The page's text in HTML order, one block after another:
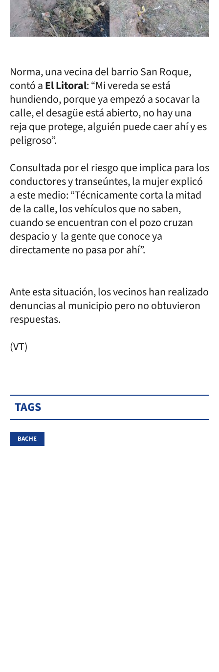
Norma, una vecina del barrio San Roque,
contó aEl Litoral: “Mi vereda se está
hundiendo, porque ya empezó a socavar la
calle, el desagüe está abierto, no hay una
reja que protege, alguién puede caer ahí y es
peligroso”.
Consultada por el riesgo que implica para los
conductores y transeúntes, la mujer explicó
a este medio: “Técnicamente corta la mitad
de la calle, los vehículos que no saben,
cuando se encuentran con el pozo cruzan
despacio y la gente que conoce ya
directamente no pasa por ahí”.
Ante esta situación, los vecinos han realizado
denuncias al municipio pero no obtuvieron
respuestas.
(VT)
TAGS
BACHE